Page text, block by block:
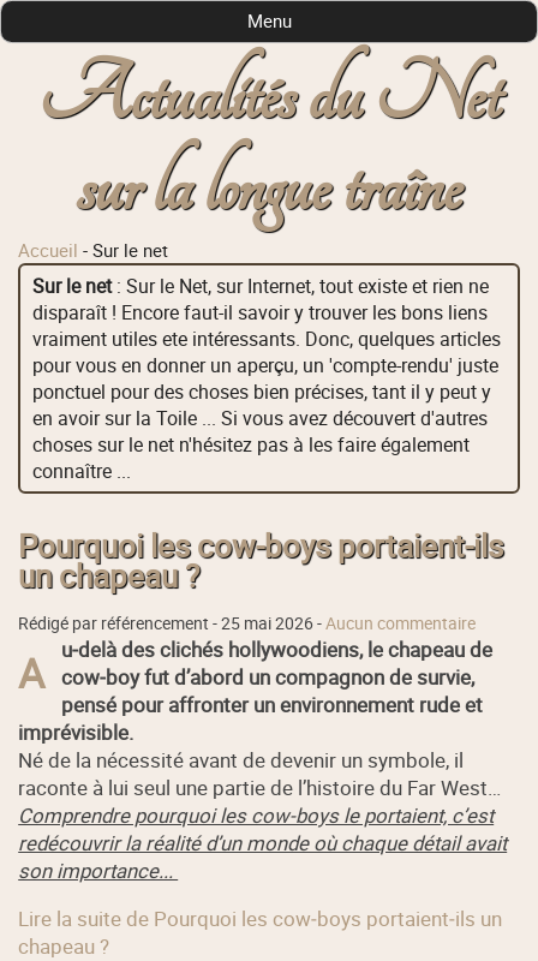
Actualités du Net
sur la longue traîne
Menu
Accueil -Sur le net
Sur le net: Sur le Net, sur Internet, tout existe et rien ne
disparaît ! Encore faut-il savoir y trouver les bons liens
vraiment utiles ete intéressants. Donc, quelques articles
pour vous en donner un aperçu, un 'compte-rendu' juste
ponctuel pour des choses bien précises, tant il y peut y
en avoir sur la Toile ... Si vous avez découvert d'autres
choses sur le net n'hésitez pas à les faire également
connaître ...
Pourquoi les cow‑boys portaient‑ils
un chapeau ?
Rédigé par référencement -25 mai 2026-Aucun commentaire
A
u‑delà des clichés hollywoodiens, le chapeau de
cow‑boy fut d’abord un compagnon de survie,
pensé pour affronter un environnement rude et
imprévisible.
Né de la nécessité avant de devenir un symbole, il
raconte à lui seul une partie de l’histoire du Far West…
Comprendre pourquoi les cow‑boys le portaient, c’est
redécouvrir la réalité d’un monde où chaque détail avait
son importance...
Lire la suite de Pourquoi les cow‑boys portaient‑ils un
chapeau ?